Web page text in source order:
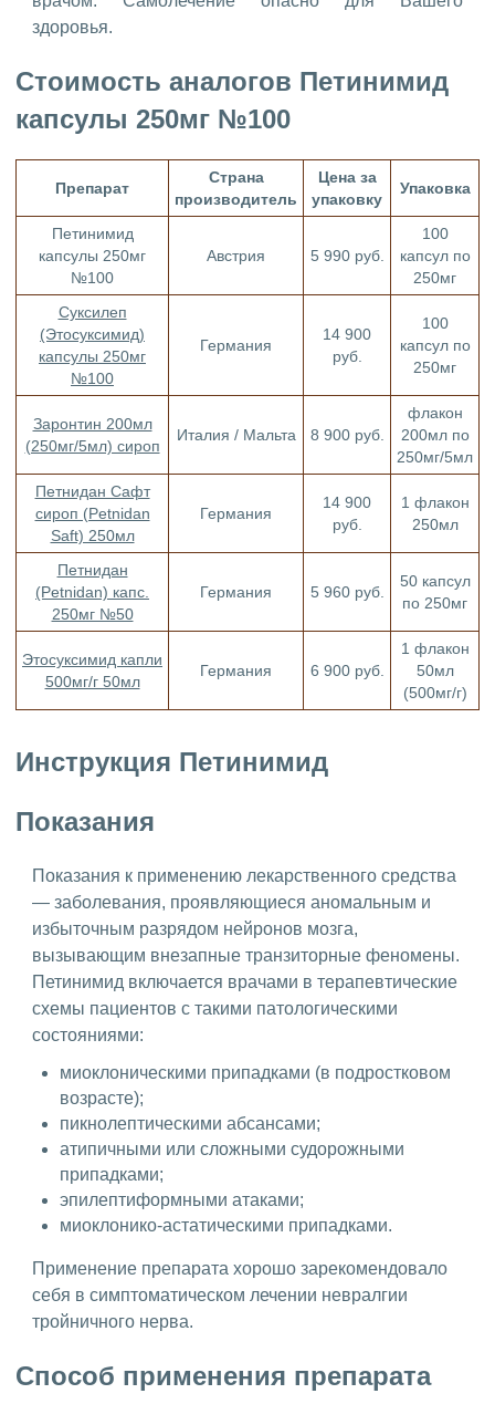
здоровья.
Стоимость аналогов Петинимид
капсулы 250мг №100
Препарат
Страна
производитель
Цена за
упаковку
Упаковка
Петинимид
капсулы 250мг
№100
Австрия 5 990 руб.
100
капсул по
250мг
Суксилеп
(Этосуксимид)
капсулы 250мг
№100
Германия
14 900
руб.
100
капсул по
250мг
Заронтин 200мл
(250мг/5мл) сироп
Италия / Мальта 8 900 руб.
флакон
200мл по
250мг/5мл
Петнидан Сафт
сироп (Petnidan
Saft) 250мл
Германия
14 900
руб.
1 флакон
250мл
Петнидан
(Petnidan) капс.
250мг №50
Германия 5 960 руб.
50 капсул
по 250мг
Этосуксимид капли
500мг/г 50мл
Германия 6 900 руб.
1 флакон
50мл
(500мг/г)
Инструкция Петинимид
Показания
Показания к применению лекарственного средства
— заболевания, проявляющиеся аномальным и
избыточным разрядом нейронов мозга,
вызывающим внезапные транзиторные феномены.
Петинимид включается врачами в терапевтические
схемы пациентов с такими патологическими
состояниями:
миоклоническими припадками (в подростковом
возрасте);
пикнолептическими абсансами;
атипичными или сложными судорожными
припадками;
эпилептиформными атаками;
миоклонико-астатическими припадками.
Применение препарата хорошо зарекомендовало
себя в симптоматическом лечении невралгии
тройничного нерва.
Способ применения препарата